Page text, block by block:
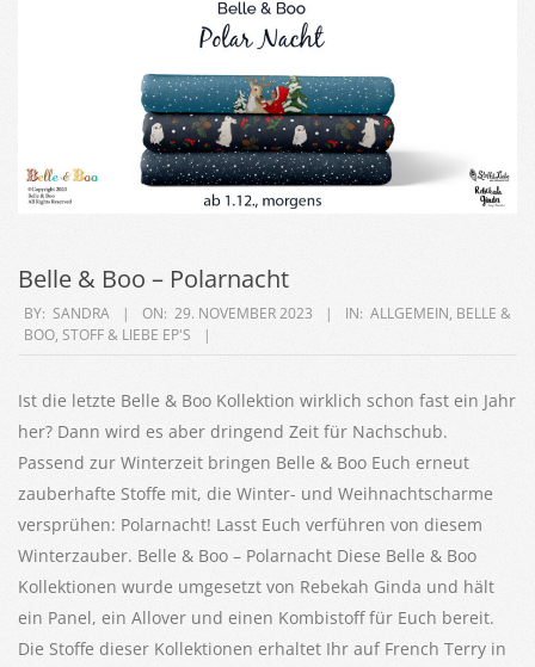
Belle & Boo – Polarnacht
2023-
11-
BY: SANDRA ON: 29. NOVEMBER 2023 IN: ALLGEMEIN, BELLE &
BOO, STOFF & LIEBE EP'S
Ist die letzte Belle & Boo Kollektion wirklich schon fast ein Jahr
her? Dann wird es aber dringend Zeit für Nachschub.
Passend zur Winterzeit bringen Belle & Boo Euch erneut
zauberhafte Stoffe mit, die Winter- und Weihnachtscharme
versprühen: Polarnacht! Lasst Euch verführen von diesem
Winterzauber. Belle & Boo – Polarnacht Diese Belle & Boo
Kollektionen wurde umgesetzt von Rebekah Ginda und hält
ein Panel, ein Allover und einen Kombistoff für Euch bereit.
Die Stoffe dieser Kollektionen erhaltet Ihr auf French Terry in